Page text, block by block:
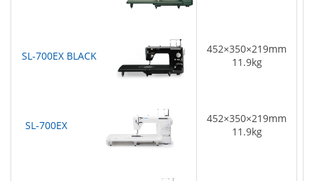
SL-700EX BLACK
452×350×219mm
11.9kg
SL-700EX
452×350×219mm
11.9kg